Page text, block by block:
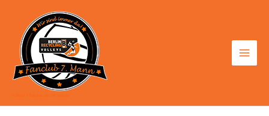
springen